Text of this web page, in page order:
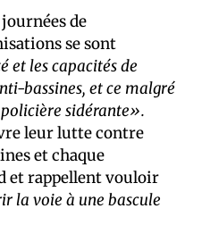
de
se sont
et les capacités de
bassines, et ce malgré
sidérante».
leur lutte contre
et chaque
et rappellent vouloir
la voie à une bascule